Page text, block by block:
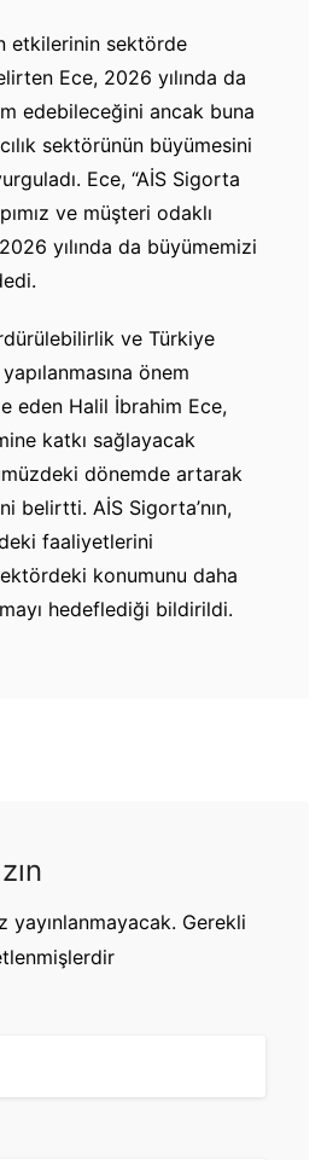
etkilerinin sektörde
Ece, 2026 yılında da
edebileceğini ancak buna
sektörünün büyümesini
Ece, “AİS Sigorta
ve müşteri odaklı
2026 yılında da büyümemizi
ve Türkiye
önem
eden Halil İbrahim Ece,
katkı sağlayacak
dönemde artarak
belirtti. AİS Sigorta’nın,
faaliyetlerini
konumunu daha
hedeflediği bildirildi.
yayınlanmayacak. Gerekli